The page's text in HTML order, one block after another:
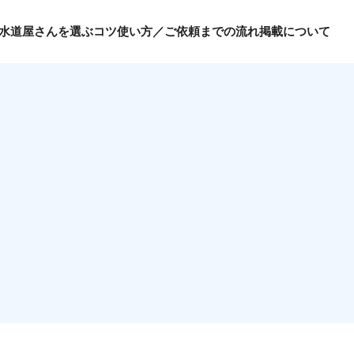
道屋さんを選ぶコツ使い方／ご依頼までの流れ掲載について